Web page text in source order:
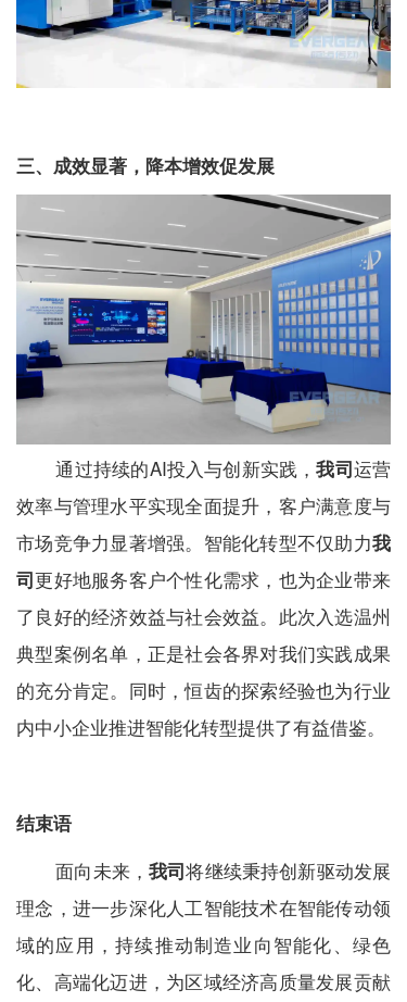
三、成效显著，降本增效促发展
通过持续的AI投入与创新实践，我司运营
效率与管理水平实现全面提升，客户满意度与
市场竞争力显著增强。智能化转型不仅助力我
司更好地服务客户个性化需求，也为企业带来
了良好的经济效益与社会效益。此次入选温州
典型案例名单，正是社会各界对我们实践成果
的充分肯定。同时，恒齿的探索经验也为行业
内中小企业推进智能化转型提供了有益借鉴。
结束语
面向未来，我司将继续秉持创新驱动发展
理念，进一步深化人工智能技术在智能传动领
域的应用，持续推动制造业向智能化、绿色
化、高端化迈进，为区域经济高质量发展贡献